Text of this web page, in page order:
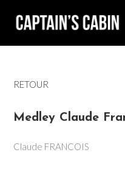
RETOUR
Medley Claude
Claude FRANCOIS